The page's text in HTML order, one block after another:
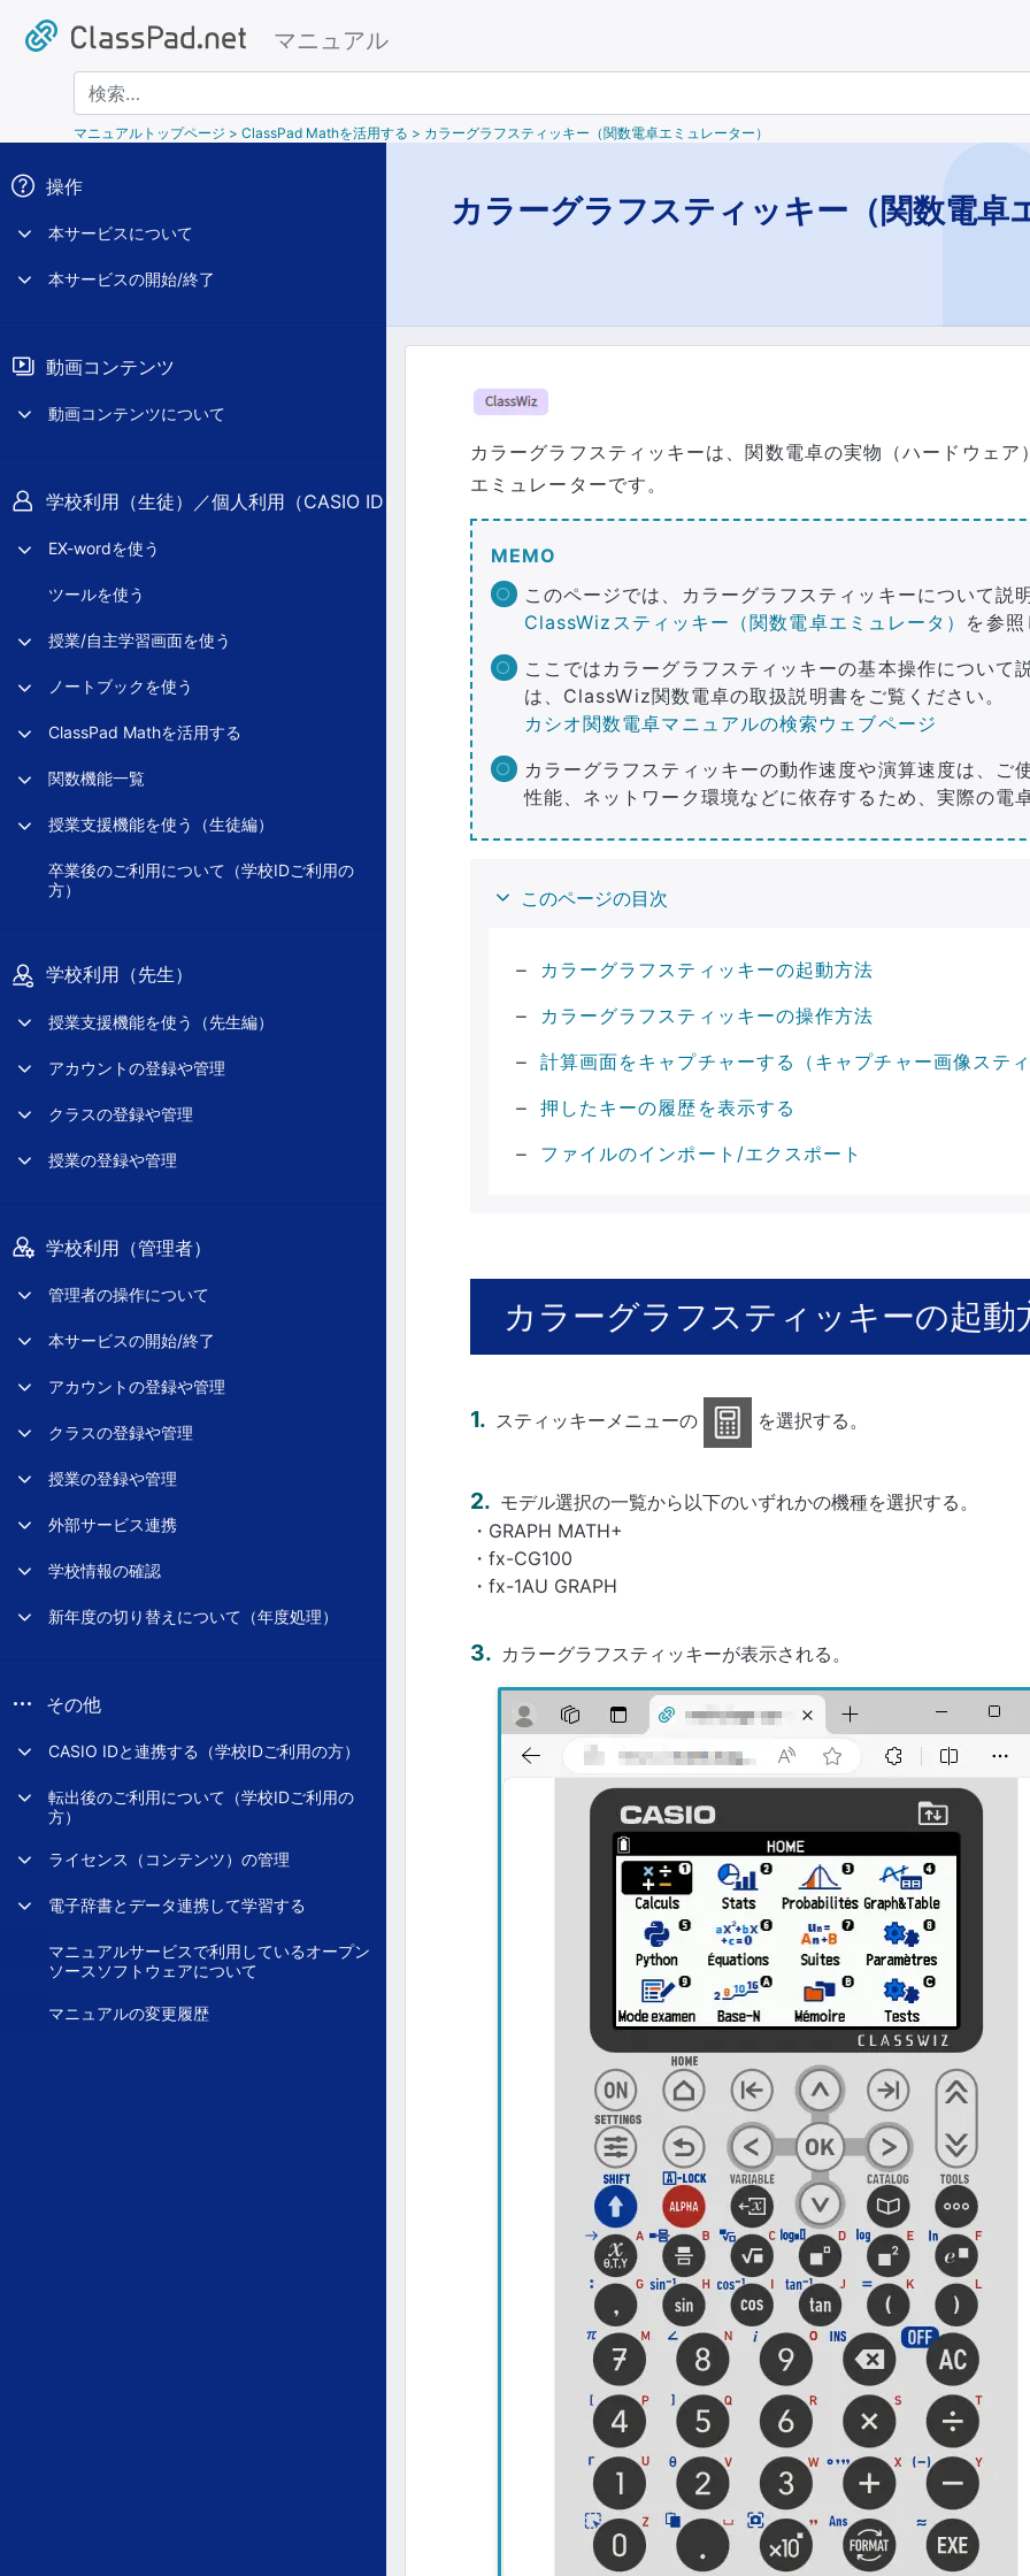
マニュアル
検索
マニュアルトップページ > ClassPad Mathを活用する > カラーグラフスティッキー（関数電卓エミュレーター）
操作
本サービスについて
本サービスの開始/終了
動画コンテンツ
動画コンテンツについて
学校利用（生徒）／個人利用（CASIO ID）
EX-wordを使う
ツールを使う
授業/自主学習画面を使う
ノートブックを使う
ClassPad Mathを活用する
関数機能一覧
授業支援機能を使う（生徒編）
卒業後のご利用について（学校IDご利用の
方）
学校利用（先生）
授業支援機能を使う（先生編）
アカウントの登録や管理
クラスの登録や管理
授業の登録や管理
学校利用（管理者）
管理者の操作について
本サービスの開始/終了
アカウントの登録や管理
クラスの登録や管理
授業の登録や管理
外部サービス連携
学校情報の確認
新年度の切り替えについて（年度処理）
その他
CASIO IDと連携する（学校IDご利用の方）
転出後のご利用について（学校IDご利用の
方）
ライセンス（コンテンツ）の管理
電子辞書とデータ連携して学習する
マニュアルサービスで利用しているオープン
ソースソフトウェアについて
マニュアルの変更履歴
カラーグラフスティッキー（関数電卓
カラーグラフスティッキーは、関数電卓の実物（ハードウェ
エミュレーターです。
MEMO
このページでは、カラーグラフスティッキーについて
ClassWizスティッキー（関数電卓エミュレータ） を参照
ここではカラーグラフスティッキーの基本操作について
は、ClassWiz関数電卓の取扱説明書をご覧ください。
カシオ関数電卓マニュアルの検索ウェブページ
カラーグラフスティッキーの動作速度や演算速度は、ご
性能、ネットワーク環境などに依存するため、実際の電
このページの目次
カラーグラフスティッキーの起動方法
カラーグラフスティッキーの操作方法
計算画面をキャプチャーする（キャプチャー画像スティ
押したキーの履歴を表示する
ファイルのインポート/エクスポート
カラーグラフスティッキーの起動
スティッキーメニューの を選択する。
モデル選択の一覧から以下のいずれかの機種を選択する。
・GRAPH MATH+
・fx-CG100
・fx-1AU GRAPH
カラーグラフスティッキーが表示される。